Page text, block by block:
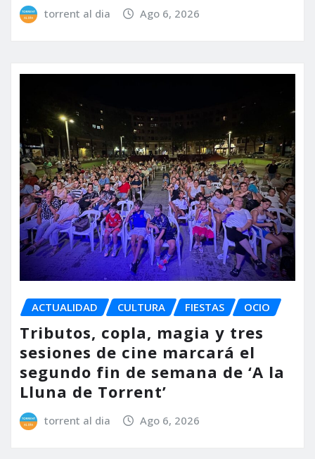
torrent al dia Ago 6, 2026
ACTUALIDAD CULTURA FIESTAS OCIO
Tributos, copla, magia y tres
sesiones de cine marcará el
segundo fin de semana de ‘A la
Lluna de Torrent’
torrent al dia Ago 6, 2026